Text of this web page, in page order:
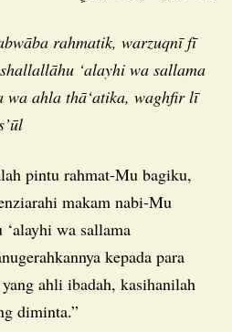
‘alayhi wa sallama
wa ahla thā‘atika, waghfir lī
makam nabi-Mu
wa sallama
kepada para
ahli ibadah, kasihanilah
diminta.”